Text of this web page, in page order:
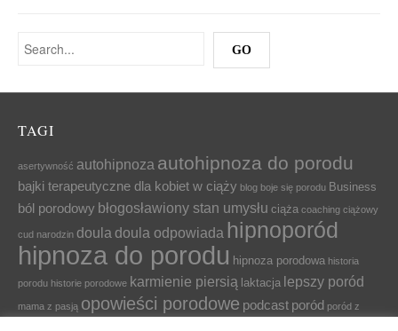
TAGI
asertywność autohipnoza autohipnoza do porodu
bajki terapeutyczne dla kobiet w ciąży blog boje się porodu Business
ból porodowy błogosławiony stan umysłu ciąża coaching ciążowy
cud narodzin doula doula odpowiada hipnoporód
hipnoza do porodu hipnoza porodowa historia
porodu historie porodowe karmienie piersią laktacja lepszy poród
mama z pasją opowieści porodowe podcast poród poród z